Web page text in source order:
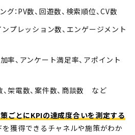
：PV数、回遊数、検索順位、CV数
ンプレッション数、エンゲージメント
率、アンケート満足率、アポイント
、架電数、案件数、商談数 など
策ごとにKPIの達成度合いを測定する
を獲得できるチャネルや施策がわか